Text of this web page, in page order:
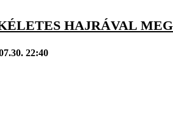
HAJRÁVAL
22:40